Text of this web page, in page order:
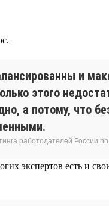
и
этого
а потому, что
работодателей России
экспертов есть и